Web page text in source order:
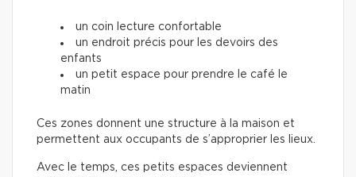
un coin lecture confortable
un endroit précis pour les devoirs des
enfants
un petit espace pour prendre le café le
matin
Ces zones donnent une structure à la maison et
permettent aux occupants de s’approprier les lieux.
Avec le temps, ces petits espaces deviennent